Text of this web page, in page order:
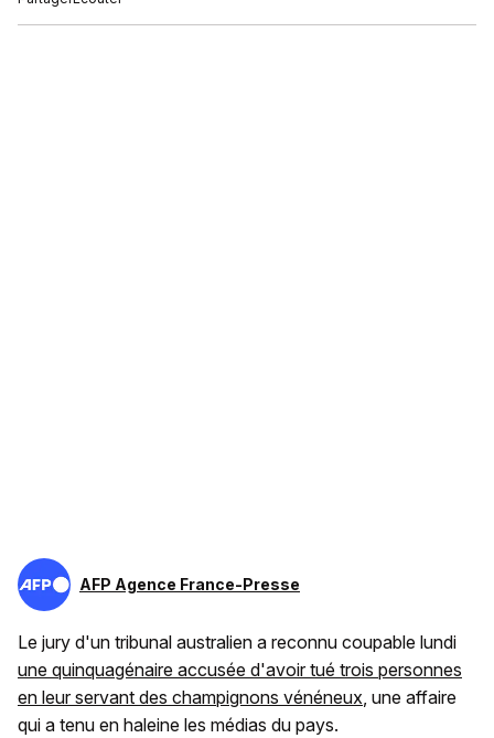
AFP Agence France-Presse
Le jury d'un tribunal australien a reconnu coupable lundi
une quinquagénaire accusée d'avoir tué trois personnes
en leur servant des champignons vénéneux, une affaire
qui a tenu en haleine les médias du pays.